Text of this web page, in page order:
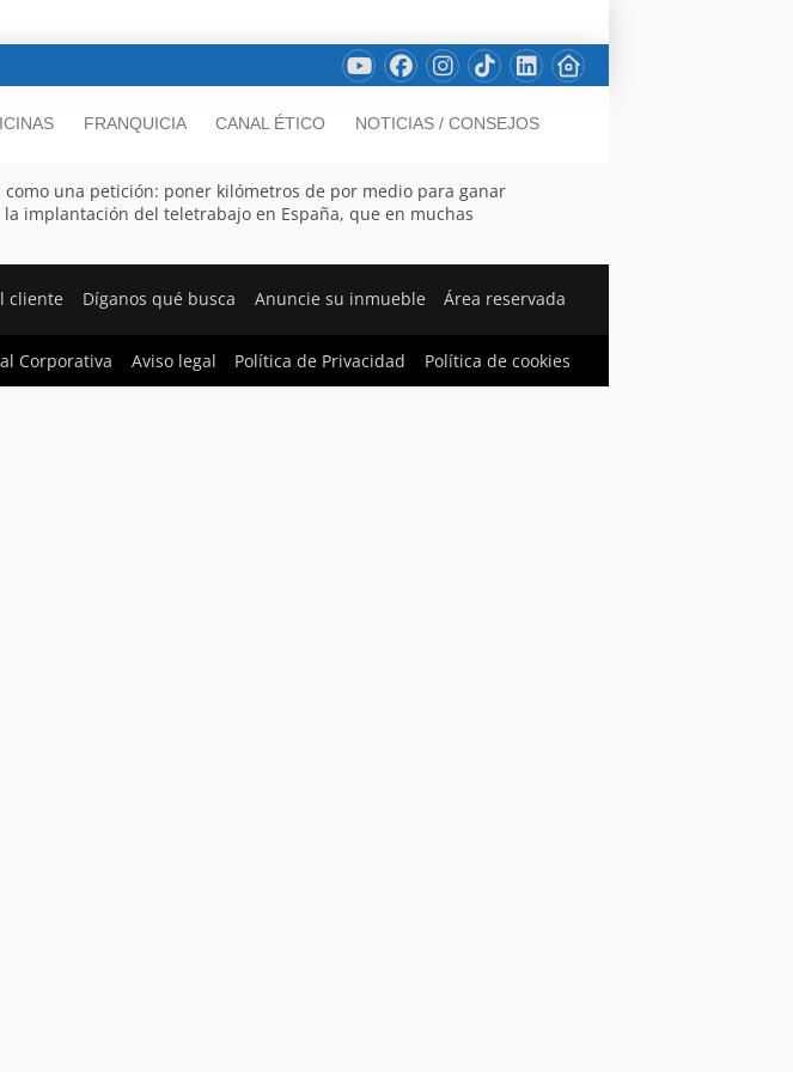
FRANQUICIA CANAL ÉTICO NOTICIAS / CONSEJOS
una petición: poner kilómetros de por medio para ganar
implantación del teletrabajo en España, que en muchas
cliente Díganos qué busca Anuncie su inmueble Área reservada
Corporativa Aviso legal Política de Privacidad Política de cookies